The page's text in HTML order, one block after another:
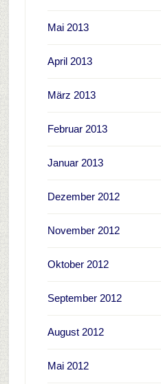
Mai 2013
April 2013
März 2013
Februar 2013
Januar 2013
Dezember 2012
November 2012
Oktober 2012
September 2012
August 2012
Mai 2012